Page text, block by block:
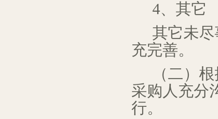
4、其它
其它未
充完善。
（二）
采购人充分
行。